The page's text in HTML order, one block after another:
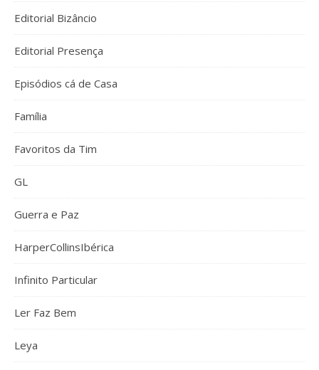
Editorial Bizâncio
Editorial Presença
Episódios cá de Casa
Família
Favoritos da Tim
GL
Guerra e Paz
HarperCollinsIbérica
Infinito Particular
Ler Faz Bem
Leya